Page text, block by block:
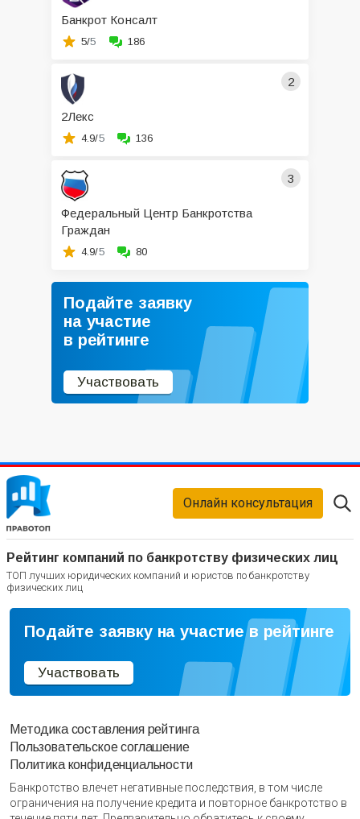
Банкрот Консалт
5/5 186
2
2Лекс
4.9/5 136
3
Федеральный Центр Банкротства
Граждан
4.9/5 80
Подайте заявку
на участие
в рейтинге
Участвовать
Рейтинг компаний по банкротству физических лиц
ТОП лучших юридических компаний и юристов по банкротству
физических лиц
Онлайн консультация
Подайте заявку на участие в рейтинге
Участвовать
Методика составления рейтинга
Пользовательское соглашение
Политика конфиденциальности
Банкротство влечет негативные последствия, в том числе
ограничения на получение кредита и повторное банкротство в